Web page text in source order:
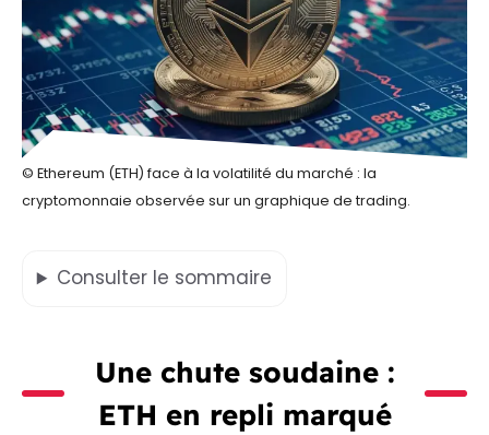
© Ethereum (ETH) face à la volatilité du marché : la
cryptomonnaie observée sur un graphique de trading.
Consulter le sommaire
Une chute soudaine :
ETH en repli marqué